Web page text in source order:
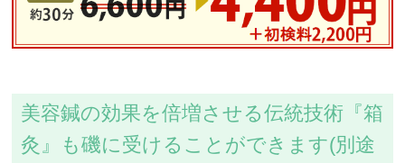
美容鍼の効果を倍増させる伝統技術『箱
灸』も磯に受けることができます(別途